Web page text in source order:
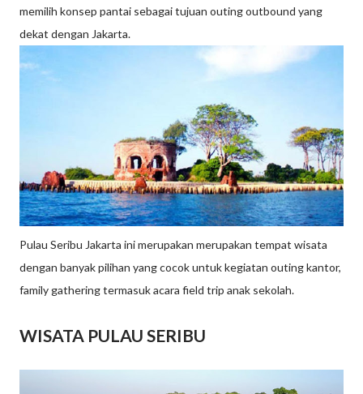
memilih konsep pantai sebagai tujuan outing outbound yang
dekat dengan Jakarta.
Pulau Seribu Jakarta ini merupakan merupakan tempat wisata
dengan banyak pilihan yang cocok untuk kegiatan outing kantor,
family gathering termasuk acara field trip anak sekolah.
WISATA PULAU SERIBU